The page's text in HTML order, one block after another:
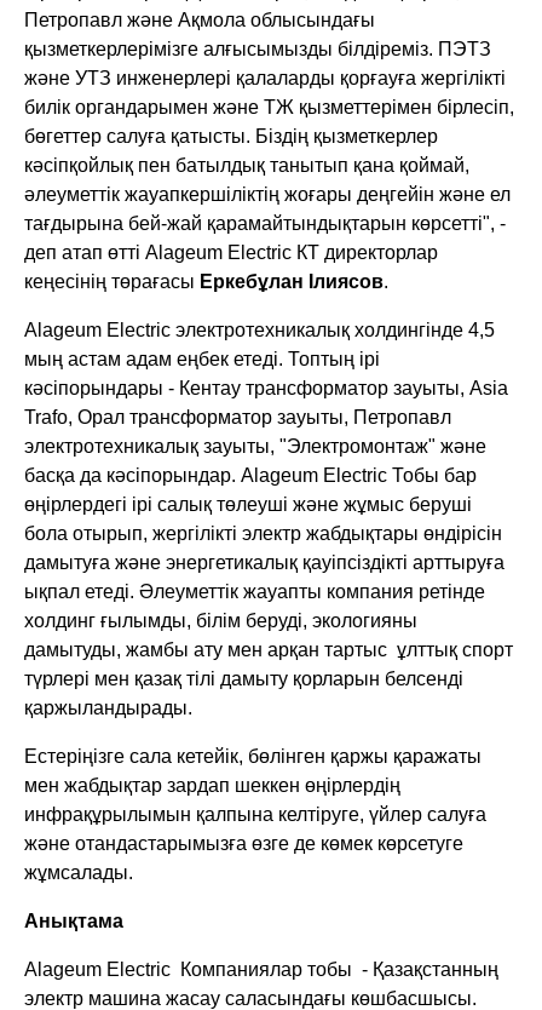
Петропавл және Ақмола облысындағы
қызметкерлерімізге алғысымызды білдіреміз. ПЭТЗ
және УТЗ инженерлері қалаларды қорғауға жергілікті
билік органдарымен және ТЖ қызметтерімен бірлесіп,
бөгеттер салуға қатысты. Біздің қызметкерлер
кәсіпқойлық пен батылдық танытып қана қоймай,
әлеуметтік жауапкершіліктің жоғары деңгейін және ел
тағдырына бей-жай қарамайтындықтарын көрсетті", -
деп атап өтті Alageum Electric КТ директорлар
кеңесінің төрағасы Еркебұлан Ілиясов.
Alageum Electric электротехникалық холдингінде 4,5
мың астам адам еңбек етеді. Топтың ірі
кәсіпорындары - Кентау трансформатор зауыты, Asia
Trafo, Орал трансформатор зауыты, Петропавл
электротехникалық зауыты, "Электромонтаж" және
басқа да кәсіпорындар. Alageum Electric Тобы бар
өңірлердегі ірі салық төлеуші және жұмыс беруші
бола отырып, жергілікті электр жабдықтары өндірісін
дамытуға және энергетикалық қауіпсіздікті арттыруға
ықпал етеді. Әлеуметтік жауапты компания ретінде
холдинг ғылымды, білім беруді, экологияны
дамытуды, жамбы ату мен арқан тартыс ұлттық спорт
түрлері мен қазақ тілі дамыту қорларын белсенді
қаржыландырады.
Естеріңізге сала кетейік, бөлінген қаржы қаражаты
мен жабдықтар зардап шеккен өңірлердің
инфрақұрылымын қалпына келтіруге, үйлер салуға
және отандастарымызға өзге де көмек көрсетуге
жұмсалады.
Анықтама
Alageum Electric Компаниялар тобы - Қазақстанның
электр машина жасау саласындағы көшбасшысы.